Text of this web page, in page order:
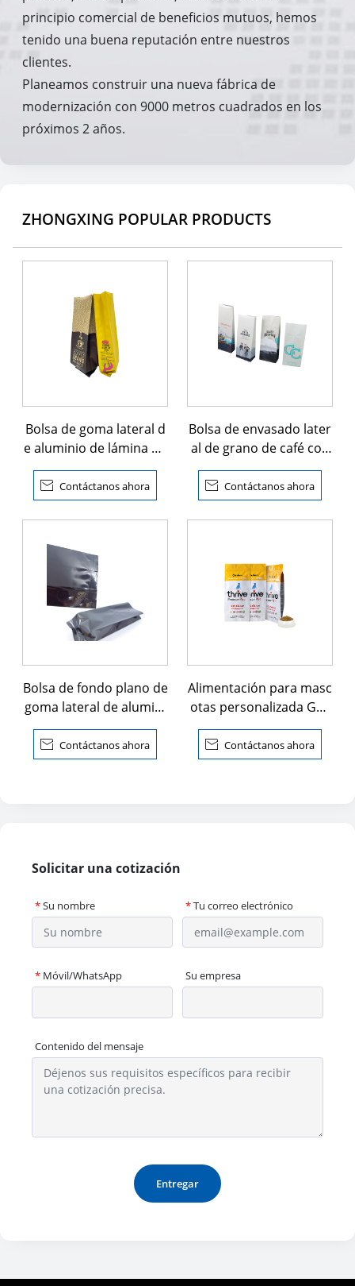
principio comercial de beneficios mutuos, hemos
tenido una buena reputación entre nuestros
clientes.
Planeamos construir una nueva fábrica de
modernización con 9000 metros cuadrados en los
próximos 2 años.
ZHONGXING POPULAR PRODUCTS
Bolsa de goma lateral d
e aluminio de lámina pe
rsonalizada
 Contáctanos ahora
Bolsa de envasado later
al de grano de café con
válvula
 Contáctanos ahora
Bolsa de fondo plano de
goma lateral de alumini
o
 Contáctanos ahora
Alimentación para masc
otas personalizada Gus
set lateral de pie bolsa
 Contáctanos ahora
Solicitar una cotización
*Su nombre *Tu correo electrónico
* Móvil/WhatsApp Su empresa
Contenido del mensaje
Entregar